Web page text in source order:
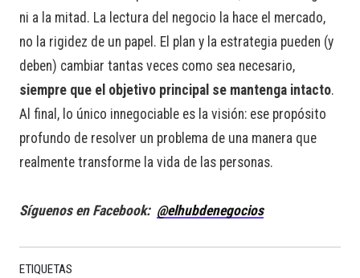
ni a la mitad. La lectura del negocio la hace el mercado,
no la rigidez de un papel. El plan y la estrategia pueden (y
deben) cambiar tantas veces como sea necesario,
siempre que el objetivo principal se mantenga intacto.
Al final, lo único innegociable es la visión: ese propósito
profundo de resolver un problema de una manera que
realmente transforme la vida de las personas.
Síguenos en Facebook: @elhubdenegocios
ETIQUETAS